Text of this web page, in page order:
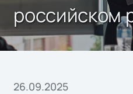
российском
26.09.2025